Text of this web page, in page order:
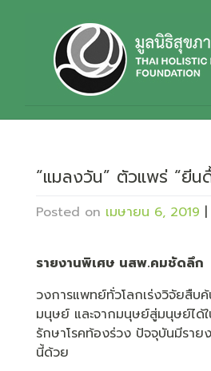
“แมลงวัน” ตัวแพร่ “ยีน
Posted on เมษายน 6, 2019 |
รายงานพิเศษ นสพ.คมชัดลึก
วงการแพทย์ทั่วโลกเร่งวิจัยสืบ
มนุษย์ และจากมนุษย์สู่มนุษย์ได้
รักษาโรคท้องร่วง ปัจจุบันมีรา
นี้ด้วย